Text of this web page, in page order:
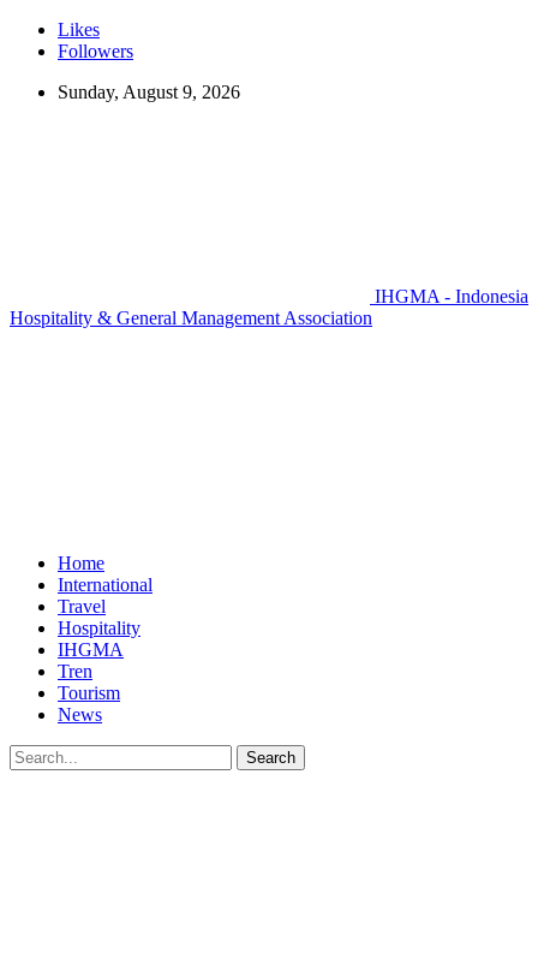
Likes
Followers
Sunday, August 9, 2026
IHGMA - Indonesia
Hospitality & General Management Association
Home
International
Travel
Hospitality
IHGMA
Tren
Tourism
News